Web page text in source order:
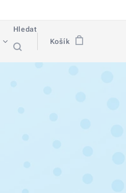
Hledat
Košík